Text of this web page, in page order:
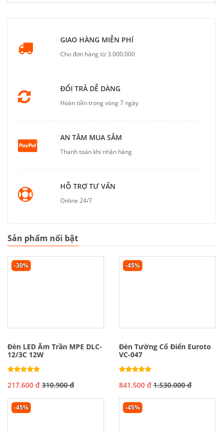
GIAO HÀNG MIỄN PHÍ
Cho đơn hàng từ 3.000.000
ĐỔI TRẢ DỄ DÀNG
Hoàn tiền trong vòng 7 ngày
AN TÂM MUA SẮM
Thanh toán khi nhận hàng
HỖ TRỢ TƯ VẤN
Online 24/7
Sản phẩm nổi bật
-30%
Đèn LED Âm Trần MPE DLC-
12/3C 12W
217.600 đ 310.900 đ
-45%
Đèn Tường Cổ Điển Euroto
VC-047
841.500 đ 1.530.000 đ
-45% -45%